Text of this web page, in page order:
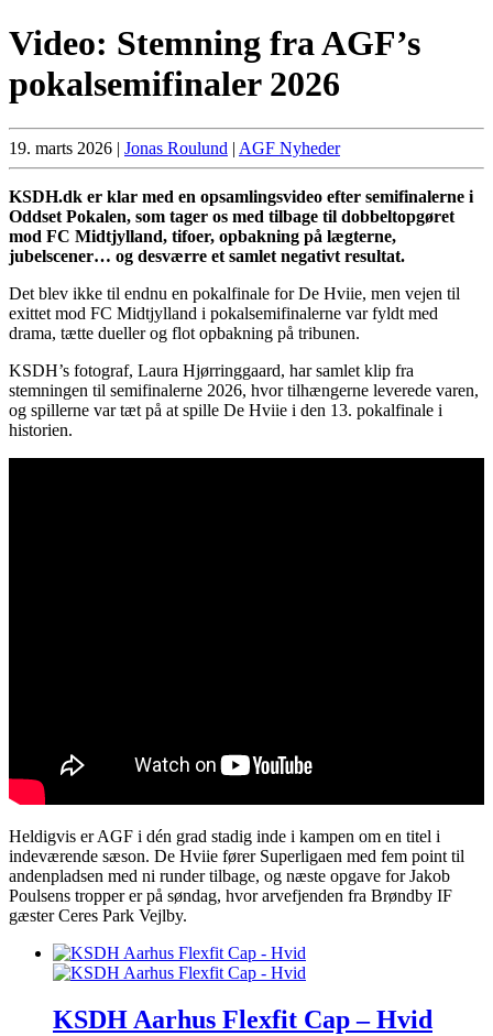
Video: Stemning fra AGF’s
pokalsemifinaler 2026
19. marts 2026 | Jonas Roulund | AGF Nyheder
KSDH.dk er klar med en opsamlingsvideo efter semifinalerne i
Oddset Pokalen, som tager os med tilbage til dobbeltopgøret
mod FC Midtjylland, tifoer, opbakning på lægterne,
jubelscener… og desværre et samlet negativt resultat.
Det blev ikke til endnu en pokalfinale for De Hviie, men vejen til
exittet mod FC Midtjylland i pokalsemifinalerne var fyldt med
drama, tætte dueller og flot opbakning på tribunen.
KSDH’s fotograf, Laura Hjørringgaard, har samlet klip fra
stemningen til semifinalerne 2026, hvor tilhængerne leverede varen,
og spillerne var tæt på at spille De Hviie i den 13. pokalfinale i
historien.
Heldigvis er AGF i dén grad stadig inde i kampen om en titel i
indeværende sæson. De Hviie fører Superligaen med fem point til
andenpladsen med ni runder tilbage, og næste opgave for Jakob
Poulsens tropper er på søndag, hvor arvefjenden fra Brøndby IF
gæster Ceres Park Vejlby.
KSDH Aarhus Flexfit Cap – Hvid